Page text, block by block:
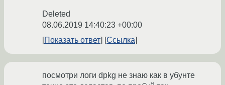
Deleted
08.06.2019 14:40:23 +00:00
Показать ответ
Ссылка
посмотри логи dpkg не знаю как в убунте